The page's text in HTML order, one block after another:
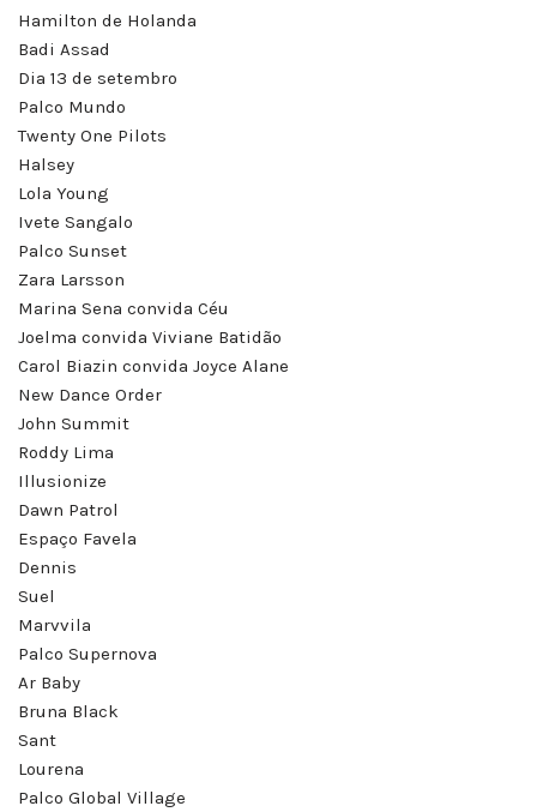
Hamilton de Holanda
Badi Assad
Dia 13 de setembro
Palco Mundo
Twenty One Pilots
Halsey
Lola Young
Ivete Sangalo
Palco Sunset
Zara Larsson
Marina Sena convida Céu
Joelma convida Viviane Batidão
Carol Biazin convida Joyce Alane
New Dance Order
John Summit
Roddy Lima
Illusionize
Dawn Patrol
Espaço Favela
Dennis
Suel
Marvvila
Palco Supernova
Ar Baby
Bruna Black
Sant
Lourena
Palco Global Village